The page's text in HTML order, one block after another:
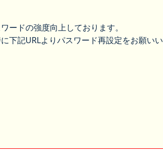
ードの強度向上しております。
記URLよりパスワード再設定をお願いい